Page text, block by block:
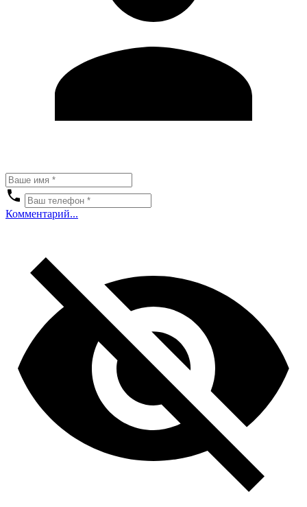
Комментарий...